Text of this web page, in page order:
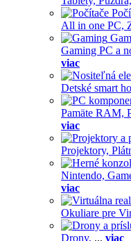
All in one PC,
Gaming PC a
viac
Detské smart
Pamäte RAM,
viac
Projektory,
Nintendo,
viac
Okuliare pre
Drony, ... viac